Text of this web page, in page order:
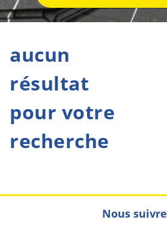
aucun
résultat
pour votre
recherche
Nous suivre